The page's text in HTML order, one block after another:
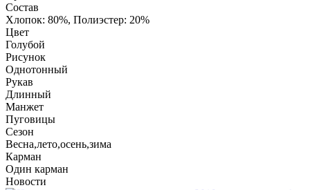
Состав
Хлопок: 80%, Полиэстер: 20%
Цвет
Голубой
Рисунок
Однотонный
Рукав
Длинный
Манжет
Пуговицы
Сезон
Весна,лето,осень,зима
Карман
Один карман
Новости